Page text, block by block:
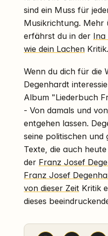
sind ein Muss für
Musikrichtung. Mehr
erfährst du in der Ina
wie dein Lachen Kritik.
Wenn du dich für die
Degenhardt
Album "Liederbuch
- Von damals und
entgehen lassen.
seine politischen und
Texte, die auch
der Franz Josef
Franz Josef
von dieser Zeit Kritik
dieses